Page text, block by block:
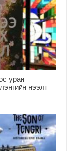
уран
нээлт